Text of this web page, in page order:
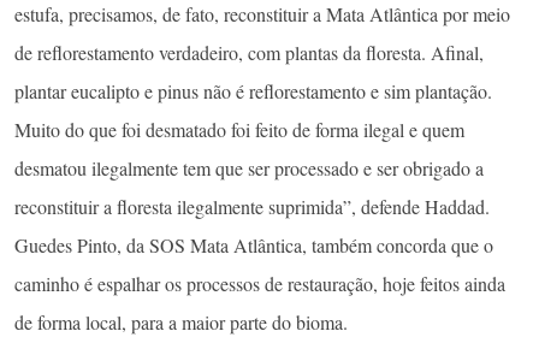
estufa, precisamos, de fato, reconstituir a Mata Atlântica por meio
de reflorestamento verdadeiro, com plantas da floresta. Afinal,
plantar eucalipto e pinus não é reflorestamento e sim plantação.
Muito do que foi desmatado foi feito de forma ilegal e quem
desmatou ilegalmente tem que ser processado e ser obrigado a
reconstituir a floresta ilegalmente suprimida”, defende Haddad.
Guedes Pinto, da SOS Mata Atlântica, também concorda que o
caminho é espalhar os processos de restauração, hoje feitos ainda
de forma local, para a maior parte do bioma.